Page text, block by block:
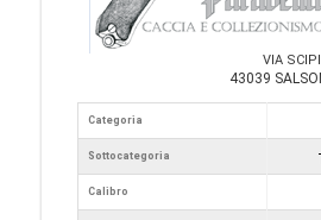
VIA
43039
Categoria
Sottocategoria
Calibro